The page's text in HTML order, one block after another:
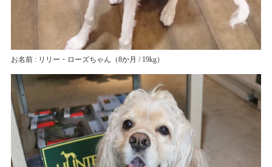
お名前 : リリー・ローズちゃん （8か月 / 19kg）